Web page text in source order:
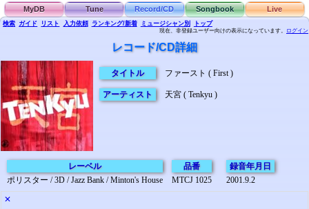
MyDB Tune Record/CD Songbook Live
検索 ガイド リスト 入力依頼 ランキング/新着 ミュージシャン別 トップ
現在、非登録ユーザー向けの表示になっています。 ログイン
レコード/CD詳細
タイトル ファースト ( First )
アーティスト 天宮 ( Tenkyu )
レーベル
ポリスター / 3D / Jazz Bank / Minton's House
品番
MTCJ 1025
録音年月日
2001.9.2
✕